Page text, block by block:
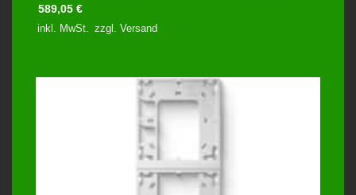
589,05 €
inkl. MwSt. zzgl. Versand